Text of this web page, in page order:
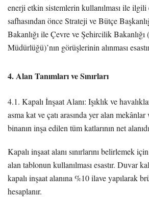
enerji etkin sistemlerin kullanılması ile
safhasından önce Strateji ve Bütçe
Bakanlığı ile Çevre ve Şehircilik
Müdürlüğü)’nın görüşlerinin alınması
4. Alan Tanımları ve Sınırları
4.1. Kapalı İnşaat Alanı: Işıklık ve
asma kat ve çatı arasında yer alan
binanın inşa edilen tüm katlarının net
Kapalı inşaat alanı sınırlarını belirlemek
alan tablonun kullanılması esastır. Duvar
kapalı inşaat alanına %10 ilave yapılarak
hesaplanır.